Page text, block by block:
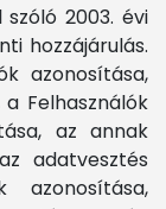
2003. évi
hozzájárulás.
azonosítása,
Felhasználók
az annak
adatvesztés
azonosítása,